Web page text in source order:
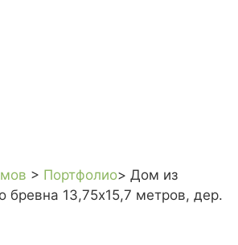
> Портфолио> Дом из
бревна 13,75х15,7 метров, дер.